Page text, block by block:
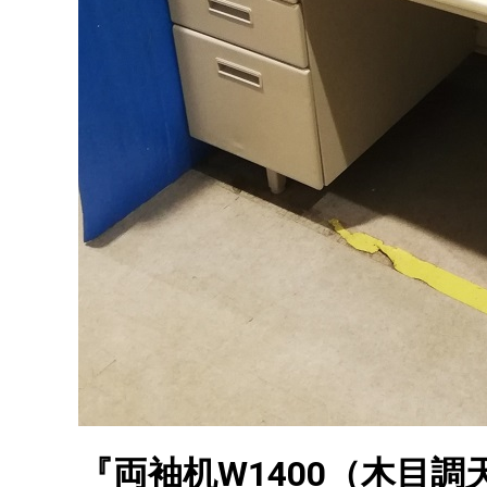
『両袖机W1400（木目調